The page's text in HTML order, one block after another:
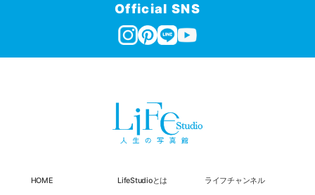
Official SNS
HOME LifeStudioとは ライフチャンネル